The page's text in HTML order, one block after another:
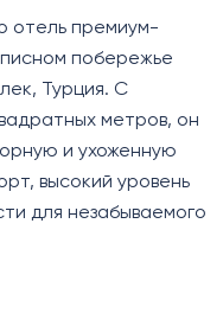
отель премиум-
побережье
Турция. С
метров, он
и ухоженную
высокий уровень
для незабываемого